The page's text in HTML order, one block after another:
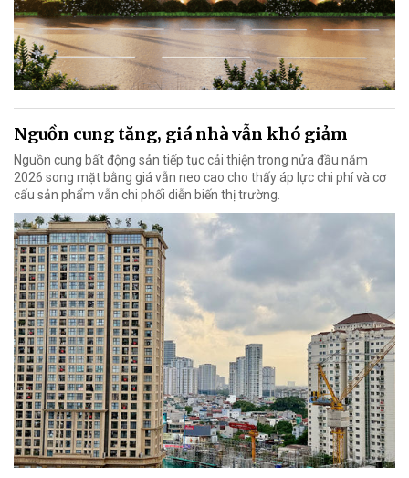
Nguồn cung tăng, giá nhà vẫn khó giảm
Nguồn cung bất động sản tiếp tục cải thiện trong nửa đầu năm
2026 song mặt bằng giá vẫn neo cao cho thấy áp lực chi phí và cơ
cấu sản phẩm vẫn chi phối diễn biến thị trường.